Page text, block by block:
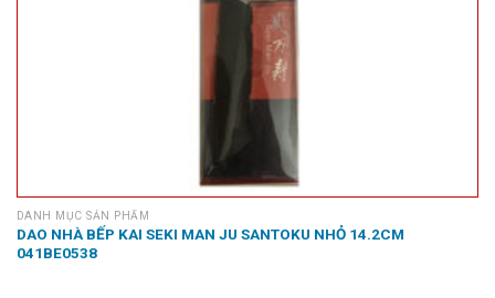
DANH MỤC SẢN PHẨM
DAO NHÀ BẾP KAI SEKI MAN JU SANTOKU NHỎ 14.2CM
041BE0538